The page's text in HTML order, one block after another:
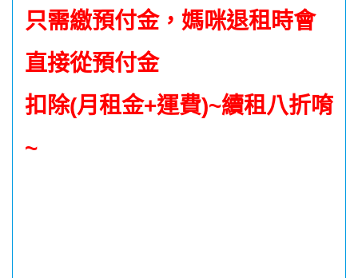
只需繳預付金，媽咪退租時會
直接從預付金
扣除(月租金+運費)~續租八折唷
~